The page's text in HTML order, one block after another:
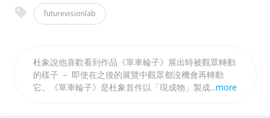
futurevisionlab
杜象說他喜歡看到作品《單車輪子》展出時被觀眾轉動
的樣子 － 即使在之後的展覽中觀眾都沒機會再轉動
它。《單車輪子》是杜象首件以「現成物」製成的作
...more